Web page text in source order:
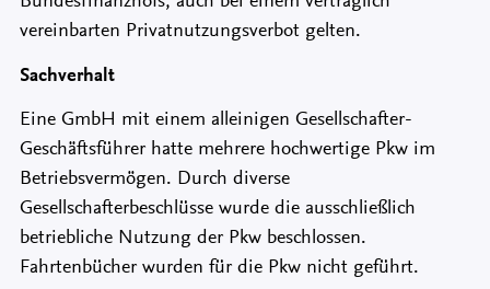
vereinbarten Privatnutzungsverbot gelten.
Sachverhalt
Eine GmbH mit einem alleinigen Gesellschafter-
Geschäftsführer hatte mehrere hochwertige Pkw im
Betriebsvermögen. Durch diverse
Gesellschafterbeschlüsse wurde die ausschließlich
betriebliche Nutzung der Pkw beschlossen.
Fahrtenbücher wurden für die Pkw nicht geführt.